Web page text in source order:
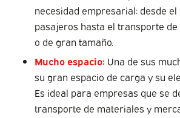
necesidad empresarial: desde
pasajeros hasta el transporte
o de gran tamaño.
Mucho espacio: Una de sus
su gran espacio de carga y su
Es ideal para empresas que se
transporte de materiales y